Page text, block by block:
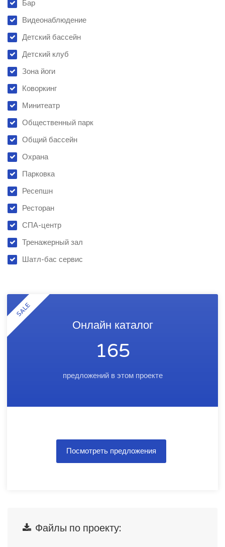
Бар
Видеонаблюдение
Детский бассейн
Детский клуб
Зона йоги
Коворкинг
Минитеатр
Общественный парк
Общий бассейн
Охрана
Парковка
Ресепшн
Ресторан
СПА-центр
Тренажерный зал
Шатл-бас сервис
SALE
Онлайн каталог
165
предложений в этом проекте
Посмотреть предложения
Файлы по проекту: